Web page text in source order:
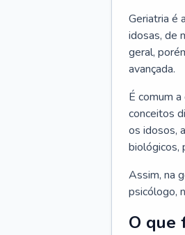
Geriatria é
idosas, de
geral,
avançada.
É comum
conceitos
os idosos,
biológicos,
Assim, na
psicólogo,
O que